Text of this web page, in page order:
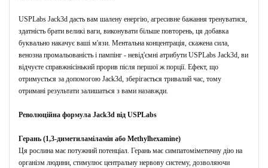
USPLabs Jack3d дасть вам шалену енергію, агресивне бажання тренуватися,
здатність брати великі ваги, виконувати більше повторень, ця добавка
буквально накачує ваші м'язи. Ментальна концентрація, скажена сила,
венозна промальованість і пампінг - невід'ємні атрибути USPLabs Jack3d, ви
відчуєте справжнісінький прорив після першої ж порції. Ефект, що
отримується за допомогою Jack3d, зберігається тривалий час, тому
отримані результати залишаться з вами назавжди.
Революційна формула Jack3d від USPLabs
Герань (1,3-диметиламіламін або Methylhexamine)
Ця рослина має потужний потенціал. Герань має симпатоміметичну дію на
організм людини, стимулює центральну нервову систему, дозволяючи